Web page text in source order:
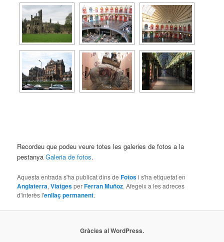
Recordeu que podeu veure totes les galeries de fotos a la
pestanyaGaleria de fotos.
Aquesta entrada s'ha publicat dins deFotosi s'ha etiquetat en
Anglaterra,ViatgesperFerran Muñoz. Afegeix a les adreces
d'interès l'enllaç permanent.
Gràcies al WordPress.